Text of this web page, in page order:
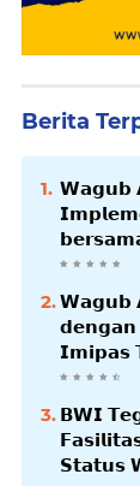
Berita
𝗪𝗮𝗴𝘂𝗯
𝗪𝗮𝗴𝘂𝗯
𝗜𝗺𝗶𝗽𝗮𝘀
𝗕𝗪𝗜
𝗦𝘁𝗮𝘁𝘂𝘀